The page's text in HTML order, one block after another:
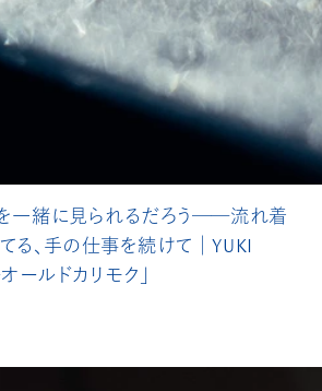
一緒に見られるだろう──流れ着
る、手の仕事を続けて│YUKI
ールドカリモク」